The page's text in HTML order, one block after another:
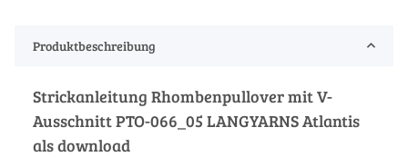
Produktbeschreibung
Strickanleitung Rhombenpullover mit V-
Ausschnitt PTO-066_05 LANGYARNS Atlantis
als download